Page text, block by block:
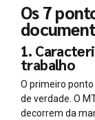
Os 7
1.
trabalho
O primeiro
de verdade. O
decorrem da